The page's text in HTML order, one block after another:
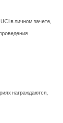
в личном зачете,
награждаются,